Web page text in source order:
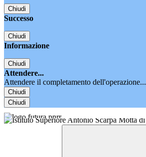
Chiudi
Successo
Chiudi
Informazione
Chiudi
Attendere...
Attendere il completamento dell'operazione...
Chiudi
Chiudi